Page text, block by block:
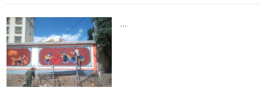
墙手绘所使用...
...